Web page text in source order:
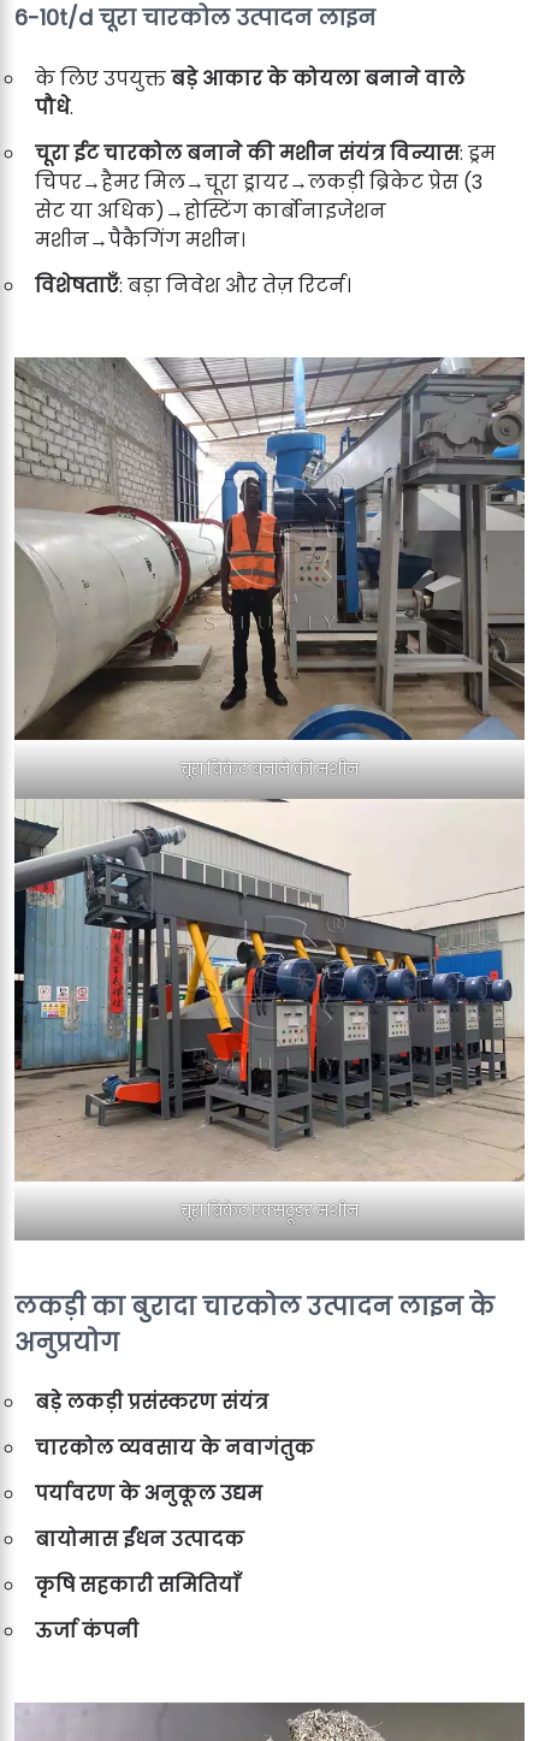
6-10t/d चूरा चारकोल उत्पादन लाइन
के लिए उपयुक्तबड़े आकार के कोयला बनाने वाले
पौधे.
चूरा ईट चारकोल बनाने की मशीन संयंत्र विन्यास: ड्रम
चिपर→हैमर मिल→चूरा ड्रायर→लकड़ी ब्रिकेट प्रेस (3
सेट या अधिक)→होस्टिंग कार्बोनाइजेशन
मशीन→पैकैगिंग मशीन।
विशेषताएँ: बड़ा निवेश और तेज़ रिटर्न।
चूरा ब्रिकेट बनाने की मशीन
चूरा ब्रिकेट एक्सट्रूडर मशीन
लकड़ी का बुरादा चारकोल उत्पादन लाइन के
अनुप्रयोग
बड़े लकड़ी प्रसंस्करण संयंत्र
चारकोल व्यवसाय के नवागंतुक
पर्यावरण के अनुकूल उद्यम
बायोमास ईंधन उत्पादक
कृषि सहकारी समितियाँ
ऊर्जा कंपनी